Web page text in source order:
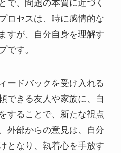
で、問題の本質に近づく
ロセスは、時に感情的な
すが、自分自身を理解す
です。
ードバックを受け入れる
できる友人や家族に、自
することで、新たな視点
外部からの意見は、自分
となり、執着心を手放す